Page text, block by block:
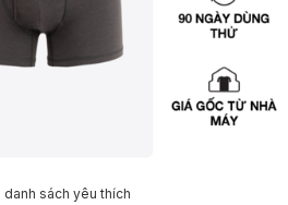
sách yêu thích